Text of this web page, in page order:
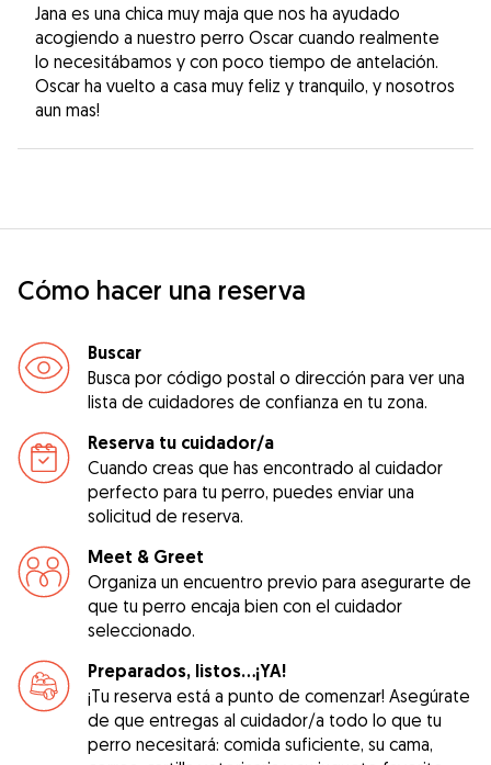
Jana es una chica muy maja que nos ha ayudado
acogiendo a nuestro perro Oscar cuando realmente
lo necesitábamos y con poco tiempo de antelación.
Oscar ha vuelto a casa muy feliz y tranquilo, y nosotros
aun mas!
Cómo hacer una reserva
Buscar
Busca por código postal o dirección para ver una
lista de cuidadores de confianza en tu zona.
Reserva tu cuidador/a
Cuando creas que has encontrado al cuidador
perfecto para tu perro, puedes enviar una
solicitud de reserva.
Meet & Greet
Organiza un encuentro previo para asegurarte de
que tu perro encaja bien con el cuidador
seleccionado.
Preparados, listos...¡YA!
¡Tu reserva está a punto de comenzar! Asegúrate
de que entregas al cuidador/a todo lo que tu
perro necesitará: comida suficiente, su cama,